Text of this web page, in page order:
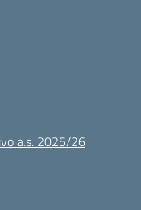
a.s. 2025/26